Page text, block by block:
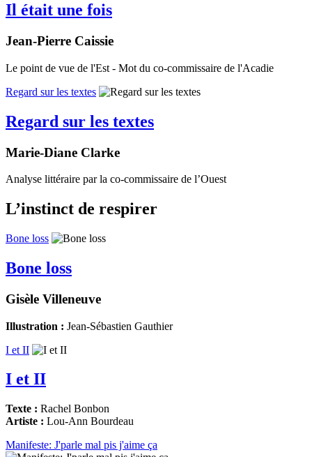
Il était une fois
Jean-Pierre Caissie
Le point de vue de l'Est - Mot du co-commissaire de l'Acadie
Regard sur les textes
Regard sur les textes
Marie-Diane Clarke
Analyse littéraire par la co-commissaire de l’Ouest
L’instinct de respirer
Bone loss
Bone loss
Gisèle Villeneuve
Illustration : Jean-Sébastien Gauthier
I et II
I et II
Texte : Rachel Bonbon
Artiste : Lou-Ann Bourdeau
Manifeste: J'parle mal pis j'aime ça